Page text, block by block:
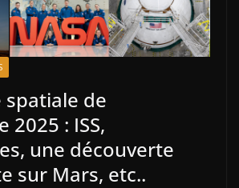
spatiale de
2025 : ISS,
une découverte
sur Mars, etc..